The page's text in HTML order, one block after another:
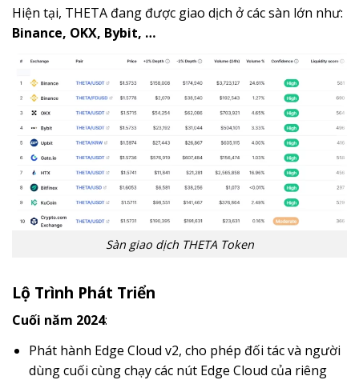
Hiện tại, THETA đang được giao dịch ở các sàn lớn như:
Binance, OKX, Bybit, …
Sàn giao dịch THETA Token
Lộ Trình Phát Triển
Cuối năm 2024:
Phát hành Edge Cloud v2, cho phép đối tác và người
dùng cuối cùng chạy các nút Edge Cloud của riêng